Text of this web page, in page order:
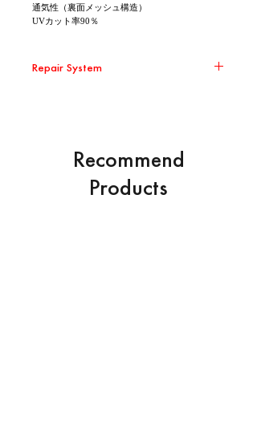
通気性（裏面メッシュ構造）
UVカット率90％
Repair System
※ 送料はお客様負担となります。また修繕した
商品の返送は着払いとさせて頂きます。
Recommend
Products